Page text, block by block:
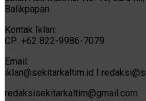
Balikpapan.
Kontak Iklan:
CP: +62 822-9986-7079
Email:
iklan@sekitarkaltim.id I
redaksisekitarkaltim@gmail.com